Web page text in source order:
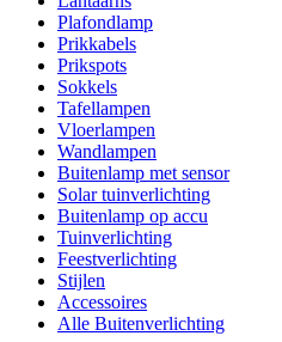
Plafondlamp
Prikkabels
Prikspots
Sokkels
Tafellampen
Vloerlampen
Wandlampen
Buitenlamp met sensor
Solar tuinverlichting
Buitenlamp op accu
Tuinverlichting
Feestverlichting
Stijlen
Accessoires
Alle Buitenverlichting